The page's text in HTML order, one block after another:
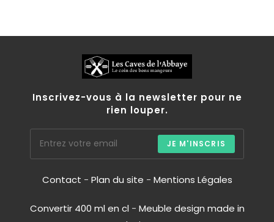
Inscrivez-vous à la newsletter pour ne
rien louper.
JE M'INSCRIS
Contact - Plan du site - Mentions Légales
Convertir 400 ml en cl - Meuble design made in